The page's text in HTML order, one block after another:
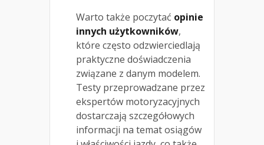
Warto także poczytać opinie
innych użytkowników,
które często odzwierciedlają
praktyczne doświadczenia
związane z danym modelem.
Testy przeprowadzane przez
ekspertów motoryzacyjnych
dostarczają szczegółowych
informacji na temat osiągów